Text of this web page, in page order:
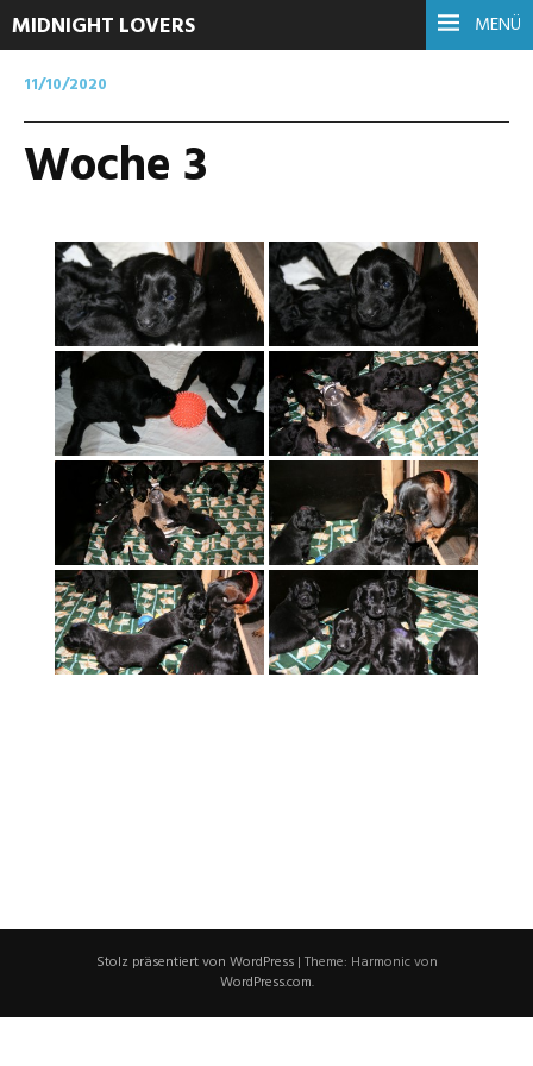
MENÜ
MIDNIGHT LOVERS
11/10/2020
Woche 3
Stolz präsentiert von WordPress | Theme: Harmonic von
WordPress.com.